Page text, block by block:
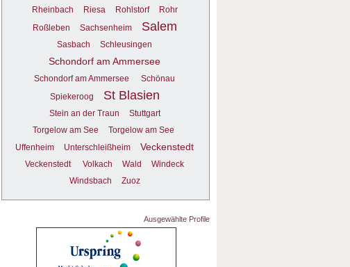
Rheinbach
Riesa Rohlstorf
Rohr
Roßleben
Sachsenheim Salem
Sasbach Schleusingen
Schondorf am Ammersee
Schondorf am Ammersee
Schönau
Spiekeroog
St Blasien
Stein an der Traun
Stuttgart
Torgelow am See
Torgelow am See
Uffenheim
Unterschleißheim Veckenstedt
Veckenstedt Volkach Wald
Windeck
Windsbach
Zuoz
Ausgewählte Profile